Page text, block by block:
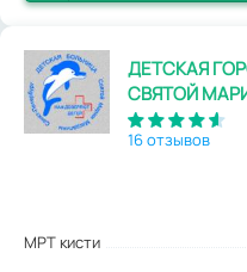
ДЕТСКАЯ
СВЯТОЙ
16 отзывов
МРТ кисти